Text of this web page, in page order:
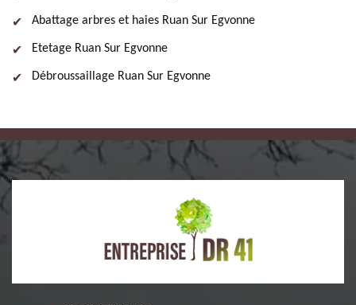
Abattage arbres et haies Ruan Sur Egvonne
Etetage Ruan Sur Egvonne
Débroussaillage Ruan Sur Egvonne